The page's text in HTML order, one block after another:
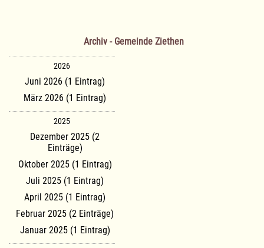
Archiv - Gemeinde Ziethen
2026
Juni 2026 (1 Eintrag)
März 2026 (1 Eintrag)
2025
Dezember 2025 (2
Einträge)
Oktober 2025 (1 Eintrag)
Juli 2025 (1 Eintrag)
April 2025 (1 Eintrag)
Februar 2025 (2 Einträge)
Januar 2025 (1 Eintrag)